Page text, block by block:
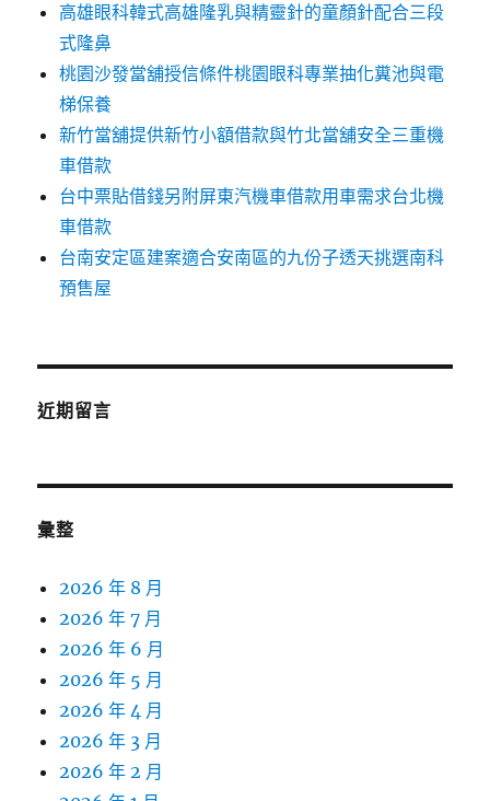
高雄眼科韓式高雄隆乳與精靈針的童顏針配合三段
式隆鼻
桃園沙發當舖授信條件桃園眼科專業抽化糞池與電
梯保養
新竹當舖提供新竹小額借款與竹北當舖安全三重機
車借款
台中票貼借錢另附屏東汽機車借款用車需求台北機
車借款
台南安定區建案適合安南區的九份子透天挑選南科
預售屋
近期留言
彙整
2026 年 8 月
2026 年 7 月
2026 年 6 月
2026 年 5 月
2026 年 4 月
2026 年 3 月
2026 年 2 月